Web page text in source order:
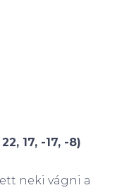
17, -17, -8)
neki vágni a